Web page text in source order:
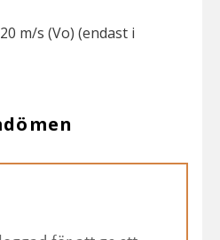
m/s (Vo) (endast i